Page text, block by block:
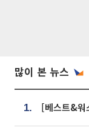
많이 본 뉴스
1.